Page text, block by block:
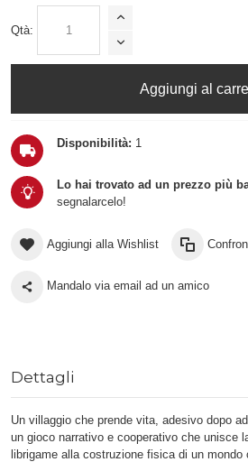
Qtà:
Aggiungi al
Disponibilità: 1
Lo hai trovato ad un prezzo più
segnalarcelo!
Aggiungi alla Wishlist
Mandalo via email ad un amico
Dettagli
Un villaggio che prende vita, adesivo dopo
un gioco narrativo e cooperativo che unisce
librigame alla costruzione fisica di un